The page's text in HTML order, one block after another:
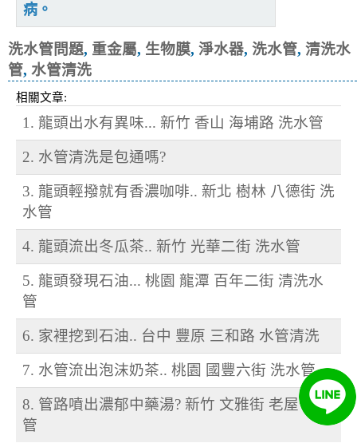
病。
洗水管問題, 重金屬, 生物膜, 淨水器, 洗水管, 清洗水
管, 水管清洗
相關文章:
1. 龍頭出水有異味... 新竹 香山 海埔路 洗水管
2. 水管清洗是包通嗎?
3. 龍頭輕撥就有香濃咖啡.. 新北 樹林 八德街 洗
水管
4. 龍頭流出冬瓜茶.. 新竹 光華二街 洗水管
5. 龍頭發現石油... 桃園 龍潭 百年二街 清洗水
管
6. 家裡挖到石油.. 台中 豐原 三和路 水管清洗
7. 水管流出泡沫奶茶.. 桃園 國豐六街 洗水管
8. 管路噴出濃郁中藥湯? 新竹 文雅街 老屋 洗水
管